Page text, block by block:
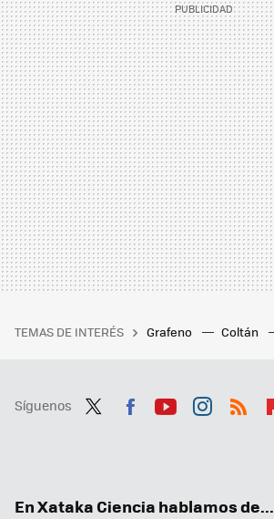
TEMAS DE INTERÉS Grafeno Coltán
Síguenos
En Xataka Ciencia hablamos de...